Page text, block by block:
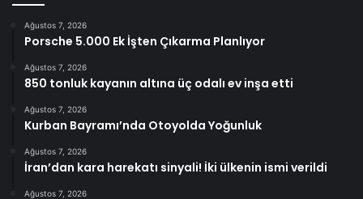
Ağustos 7, 2026
Porsche 5.000 Ek İşten Çıkarma Planlıyor
Ağustos 7, 2026
850 tonluk kayanın altına üç odalı ev inşa etti
Ağustos 7, 2026
Kurban Bayramı’nda Otoyolda Yoğunluk
Ağustos 7, 2026
İran’dan kara harekatı sinyali! İki ülkenin ismi verildi
Ağustos 7, 2026